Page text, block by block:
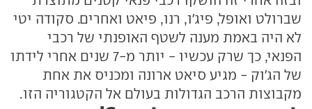
שברולט ואופל, פיג'ו, רנו, פיאט ואחרים. סקודה יטי
לא היה באמת מענה לשטף האופנתי של רכבי
הפנאי, כך שרק עכשיו - יותר מ-7 שנים אחרי לידתו
של הג'וק - מגיע סיאט ארונה ומכניס את אחת
מקבוצות הרכב הגדולות בעולם אל הקטגוריה הזו.